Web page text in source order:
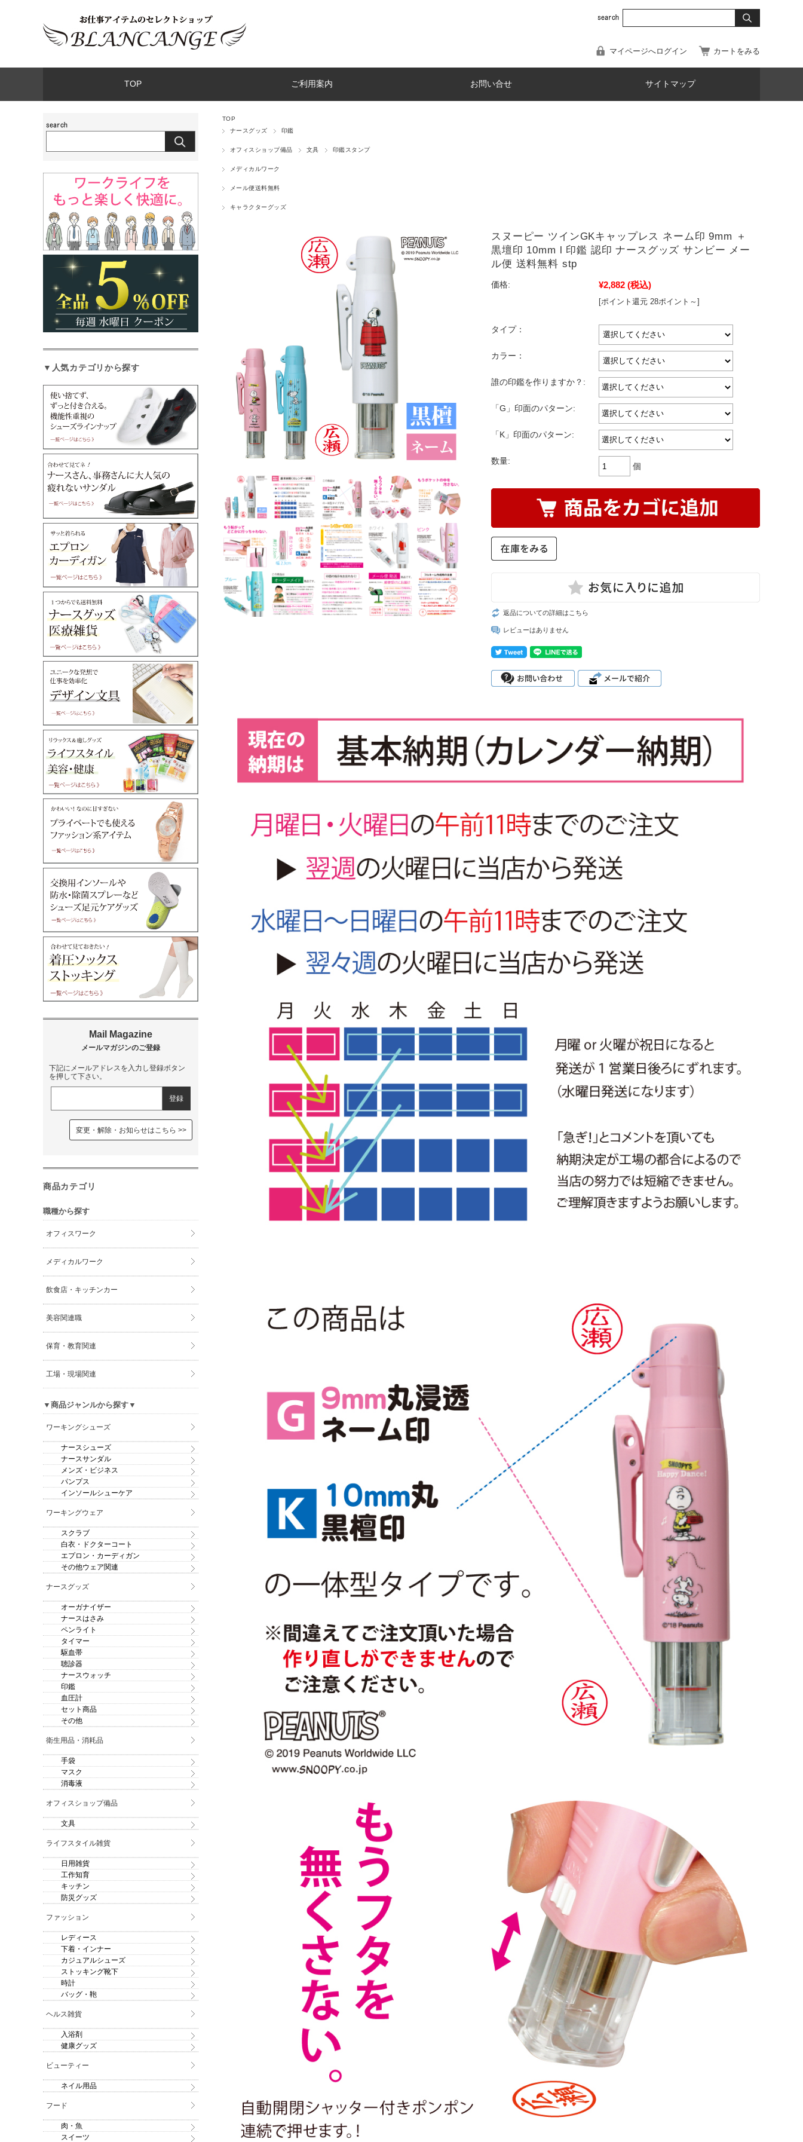
マイページへログイン カートをみる
TOP ご利用案内 お問い合せ サイトマップ
TOP
ナースグッズ
印鑑
オフィスショップ備品 文具 印鑑スタンプ
メディカルワーク
メール便送料無料
キャラクターグッズ
スヌーピー ツインGKキャップレス ネーム印 9mm ＋
黒壇印 10mm l 印鑑 認印 ナースグッズ サンビー メー
ル便 送料無料 stp
価格: ¥2,882 (税込)
[ポイント還元 28ポイント～]
タイプ：
カラー：
誰の印鑑を作りますか？:
「G」印面のパターン:
「K」印面のパターン:
数量:
個
返品についての詳細はこちら
レビューはありません
▼人気カテゴリから探す
下記にメールアドレスを入力し登録ボタン
を押して下さい。
変更・解除・お知らせはこちら
商品カテゴリ
職種から探す
オフィスワーク
メディカルワーク
飲食店・キッチンカー
美容関連職
保育・教育関連
工場・現場関連
▼商品ジャンルから探す▼
ワーキングシューズ
ナースシューズ
ナースサンダル
メンズ・ビジネス
パンプス
インソールシューケア
ワーキングウェア
スクラブ
白衣・ドクターコート
エプロン・カーディガン
その他ウェア関連
ナースグッズ
オーガナイザー
ナースはさみ
ペンライト
タイマー
駆血帯
聴診器
ナースウォッチ
印鑑
血圧計
セット商品
その他
衛生用品・消耗品
手袋
マスク
消毒液
オフィスショップ備品
文具
ライフスタイル雑貨
日用雑貨
工作知育
キッチン
防災グッズ
ファッション
レディース
下着・インナー
カジュアルシューズ
ストッキング靴下
時計
バッグ・鞄
ヘルス雑貨
入浴剤
健康グッズ
ビューティー
ネイル用品
フード
肉・魚
スイーツ